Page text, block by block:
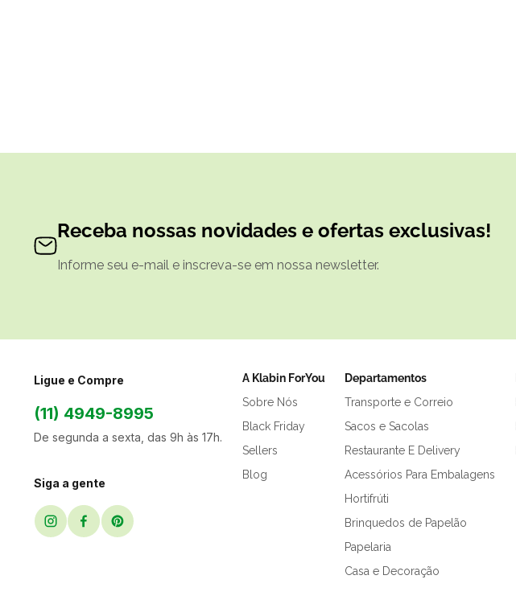
Receba nossas novidades e ofertas exclusivas!
Informe seu e-mail e inscreva-se em nossa newsletter.
Ligue e Compre
(11) 4949-8995
De segunda a sexta, das 9h às 17h.
Siga a gente
A Klabin ForYou
Sobre Nós
Black Friday
Sellers
Blog
Departamentos
Transporte e Correio
Sacos e Sacolas
Restaurante E Delivery
Acessórios Para Embalagens
Hortifrúti
Brinquedos de Papelão
Papelaria
Casa e Decoração